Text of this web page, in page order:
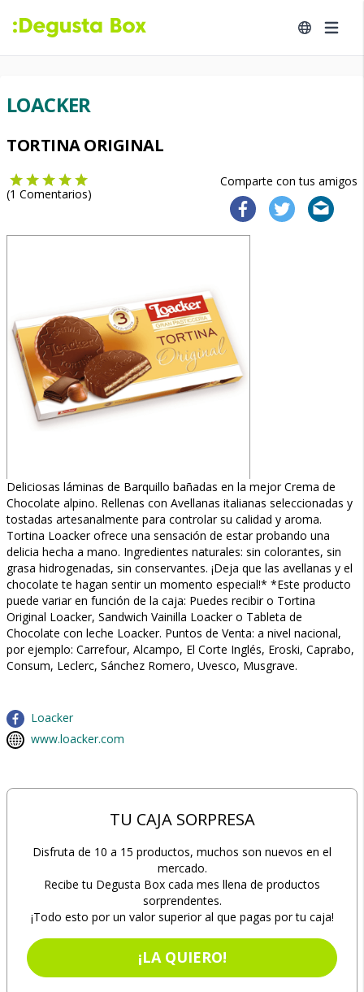
LOACKER
TORTINA ORIGINAL
Comparte con tus amigos
(1 Comentarios)
Deliciosas láminas de Barquillo bañadas en la mejor Crema de
Chocolate alpino. Rellenas con Avellanas italianas seleccionadas y
tostadas artesanalmente para controlar su calidad y aroma.
Tortina Loacker ofrece una sensación de estar probando una
delicia hecha a mano. Ingredientes naturales: sin colorantes, sin
grasa hidrogenadas, sin conservantes. ¡Deja que las avellanas y el
chocolate te hagan sentir un momento especial!* *Este producto
puede variar en función de la caja: Puedes recibir o Tortina
Original Loacker, Sandwich Vainilla Loacker o Tableta de
Chocolate con leche Loacker. Puntos de Venta: a nivel nacional,
por ejemplo: Carrefour, Alcampo, El Corte Inglés, Eroski, Caprabo,
Consum, Leclerc, Sánchez Romero, Uvesco, Musgrave.
Loacker
www.loacker.com
TU CAJA SORPRESA
Disfruta de 10 a 15 productos, muchos son nuevos en el
mercado.
Recibe tu Degusta Box cada mes llena de productos
sorprendentes.
¡Todo esto por un valor superior al que pagas por tu caja!
¡LA QUIERO!